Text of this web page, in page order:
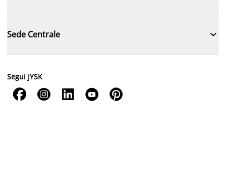
Sede Centrale 
Segui JYSK
    